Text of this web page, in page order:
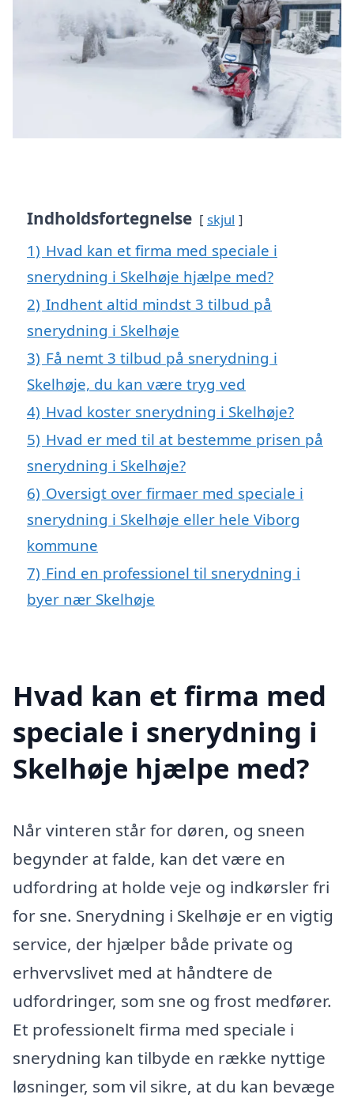
Indholdsfortegnelse skjul
1) Hvad kan et firma med speciale i
snerydning i Skelhøje hjælpe med?
2) Indhent altid mindst 3 tilbud på
snerydning i Skelhøje
3) Få nemt 3 tilbud på snerydning i
Skelhøje, du kan være tryg ved
4) Hvad koster snerydning i Skelhøje?
5) Hvad er med til at bestemme prisen på
snerydning i Skelhøje?
6) Oversigt over firmaer med speciale i
snerydning i Skelhøje eller hele Viborg
kommune
7) Find en professionel til snerydning i
byer nær Skelhøje
Hvad kan et firma med
speciale i snerydning i
Skelhøje hjælpe med?
Når vinteren står for døren, og sneen
begynder at falde, kan det være en
udfordring at holde veje og indkørsler fri
for sne. Snerydning i Skelhøje er en vigtig
service, der hjælper både private og
erhvervslivet med at håndtere de
udfordringer, som sne og frost medfører.
Et professionelt firma med speciale i
snerydning kan tilbyde en række nyttige
løsninger, som vil sikre, at du kan bevæge